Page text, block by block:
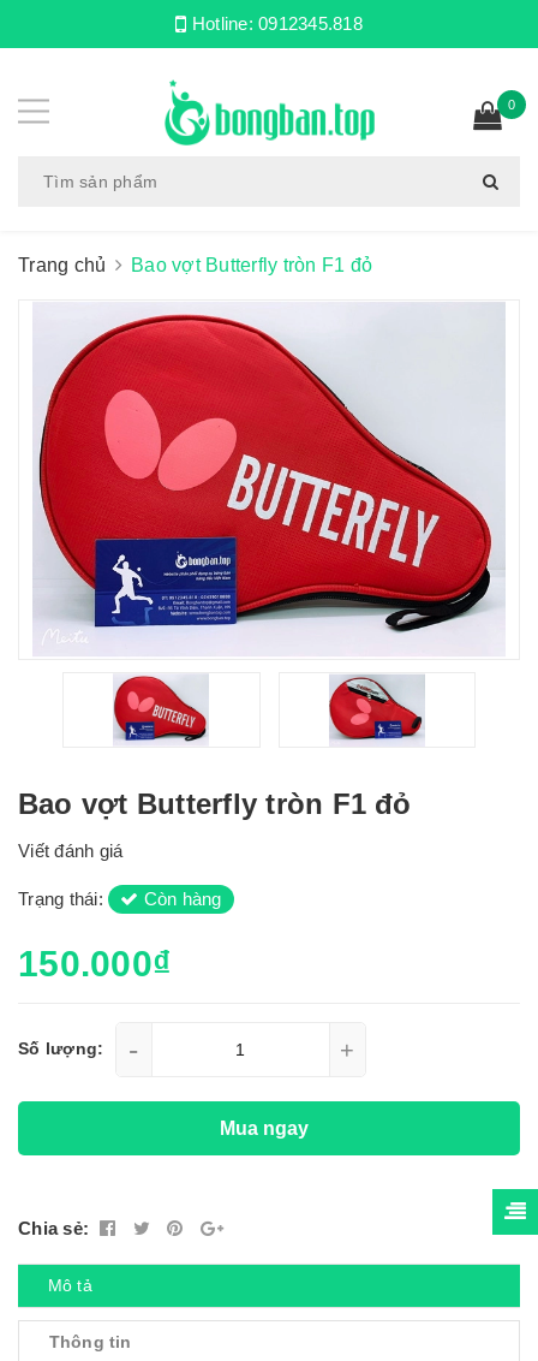
Hotline: 0912345.818
0
Trang chủ Bao vợt Butterfly tròn F1 đỏ
Bao vợt Butterfly tròn F1 đỏ
Viết đánh giá
Trạng thái: Còn hàng
150.000₫
Số lượng: - +
Mua ngay
Chia sẻ:
Mô tả
Thông tin